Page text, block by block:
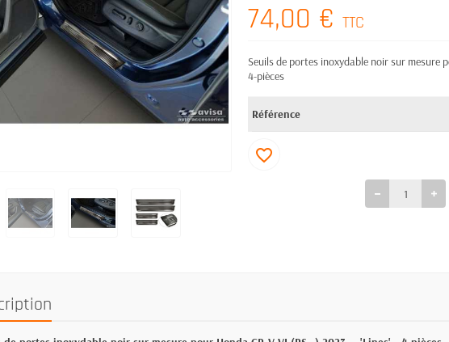
74,00 € TTC
Seuils de portes inoxydable noir sur mesure
4-pièces
Référence
favorite_border